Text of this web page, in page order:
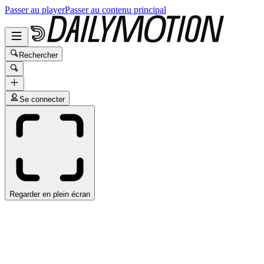
Passer au playerPasser au contenu principal
Rechercher
Se connecter
Regarder en plein écran